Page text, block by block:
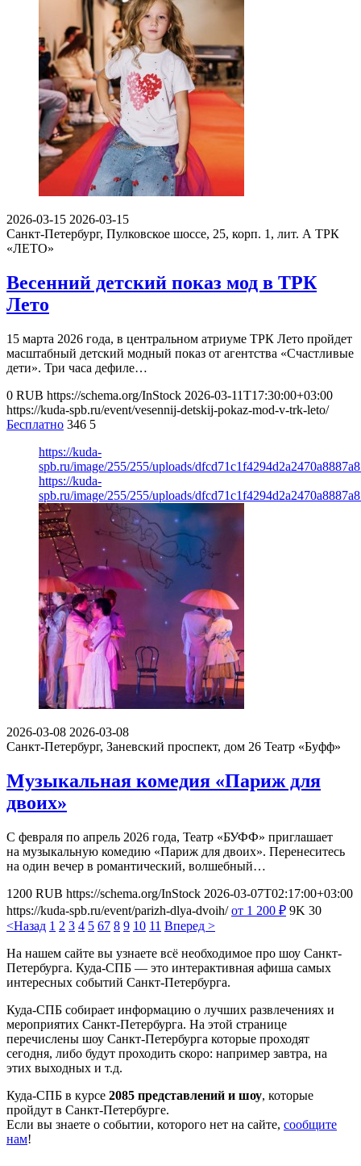
2026-03-15 2026-03-15
Санкт-Петербург, Пулковское шоссе, 25, корп. 1, лит. А ТРК
«ЛЕТО»
Весенний детский показ мод в ТРК
Лето
15 марта 2026 года, в центральном атриуме ТРК Лето пройдет
масштабный детский модный показ от агентства «Счастливые
дети». Три часа дефиле…
0 RUB https://schema.org/InStock 2026-03-11T17:30:00+03:00
https://kuda-spb.ru/event/vesennij-detskij-pokaz-mod-v-trk-leto/
Бесплатно 346 5
https://kuda-
spb.ru/image/255/255/uploads/
https://kuda-
spb.ru/image/255/255/uploads/
2026-03-08 2026-03-08
Санкт-Петербург, Заневский проспект, дом 26 Театр «Буфф»
Музыкальная комедия «Париж для
двоих»
С февраля по апрель 2026 года, Театр «БУФФ» приглашает
на музыкальную комедию «Париж для двоих». Перенеситесь
на один вечер в романтический, волшебный…
1200 RUB https://schema.org/InStock 2026-03-07T02:17:00+03:00
https://kuda-spb.ru/event/parizh-dlya-dvoih/ от 1 200 ₽ 9K 30
<Назад 1 2 3 4 5 67 8 9 10 11 Вперед >
На нашем сайте вы узнаете всё необходимое про шоу Санкт-
Петербурга. Куда-СПБ — это интерактивная афиша самых
интересных событий Санкт-Петербурга.
Куда-СПБ собирает информацию о лучших развлечениях и
мероприятих Санкт-Петербурга. На этой странице
перечислены шоу Санкт-Петербурга которые проходят
сегодня, либо будут проходить скоро: например завтра, на
этих выходных и т.д.
Куда-СПБ в курсе 2085 представлений и шоу, которые
пройдут в Санкт-Петербурге.
Если вы знаете о событии, которого нет на сайте, сообщите
нам!